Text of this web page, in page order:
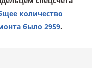
количество
было 2959.